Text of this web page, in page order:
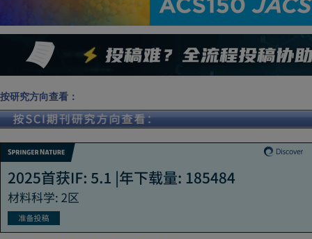
按研究方向查看：